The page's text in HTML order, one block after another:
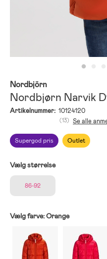
Nordbjörn
Nordbjørn Narvik
Artikelnummer: 10124120
Supergod pris Outlet
(13) Se alle
Vælg størrelse
86-92
Vælg farve:Orange